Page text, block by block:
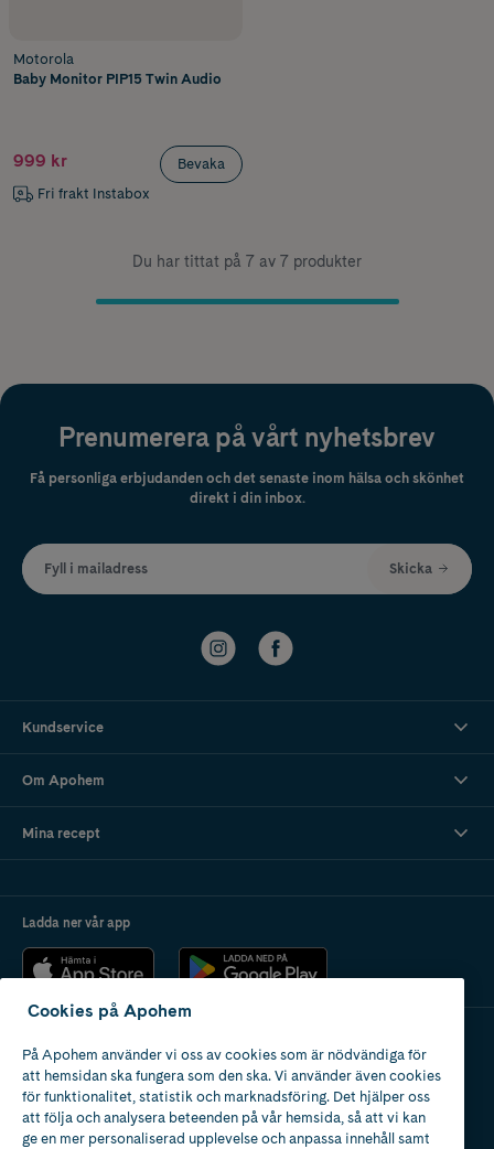
Motorola
Baby Monitor PIP15 Twin Audio
999 kr
Fri frakt Instabox
Bevaka
Du har tittat på 7 av 7 produkter
Prenumerera på vårt nyhetsbrev
Få personliga erbjudanden och det senaste inom hälsa och skönhet
direkt i din inbox.
Fyll i mailadress Skicka
Kundservice
Om Apohem
Mina recept
Ladda ner vår app
Apotek med tillstånd
av Läkemedelsverket
Cookies på Apohem
På Apohem använder vi oss av cookies som är nödvändiga för
att hemsidan ska fungera som den ska. Vi använder även cookies
för funktionalitet, statistik och marknadsföring. Det hjälper oss
att följa och analysera beteenden på vår hemsida, så att vi kan
ge en mer personaliserad upplevelse och anpassa innehåll samt